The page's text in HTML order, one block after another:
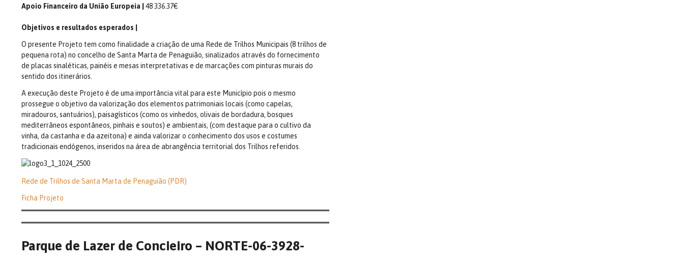
Apoio Financeiro da União Europeia |
48 336.37€
Objetivos e resultados esperados |
O presente Projeto tem como finalidade a criação de uma Rede de Trilhos Municipais (8 trilhos de
pequena rota) no concelho de Santa Marta de Penaguião, sinalizados através do fornecimento
de placas sinaléticas, painéis e mesas interpretativas e de marcações com pinturas murais do
sentido dos itinerários.
A execução deste Projeto é de uma importância vital para este Município pois o mesmo
prossegue o objetivo da valorização dos elementos patrimoniais locais (como capelas,
miradouros, santuários), paisagísticos (como os vinhedos, olivais de bordadura, bosques
mediterrâneos espontâneos, pinhais e soutos) e ambientais, (com destaque para o cultivo da
vinha, da castanha e da azeitona) e ainda valorizar o conhecimento dos usos e costumes
tradicionais endógenos, inseridos na área de abrangência territorial dos Trilhos referidos.
Rede de Trilhos de Santa Marta de Penaguião (PDR)
Ficha Projeto
Parque de Lazer de Concieiro – NORTE-06-3928-